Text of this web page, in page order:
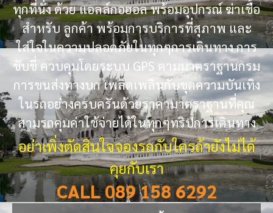
ทุกที่นั่ง ด้วย แอลล์กอฮอล พร้อมอุปกรณ์ ฆ่าเชื้อ
สำหรับ ลูกค้า พร้อมการบริการที่สุภาพ และ
ใส่ใจในความปลอดภัยในทุกๆการเดินทาง การ
ขับขี่ ควบคุมโดยระบบ GPS ตามมาตราฐานกรม
การขนส่งทางบก เพลิดเพลินกับชุดความบันเทิง
ในรถอย่างครบครันด้วยราคามาตราฐานที่คุณ
สามรถคุมค่าใช้จ่ายได้ในทุกๆทริปการเดินทาง
อย่าเพิ่งตัดสินใจจองรถกับใครถ้ายังไม่ได้
คุยกับเรา
CALL 089 158 6292